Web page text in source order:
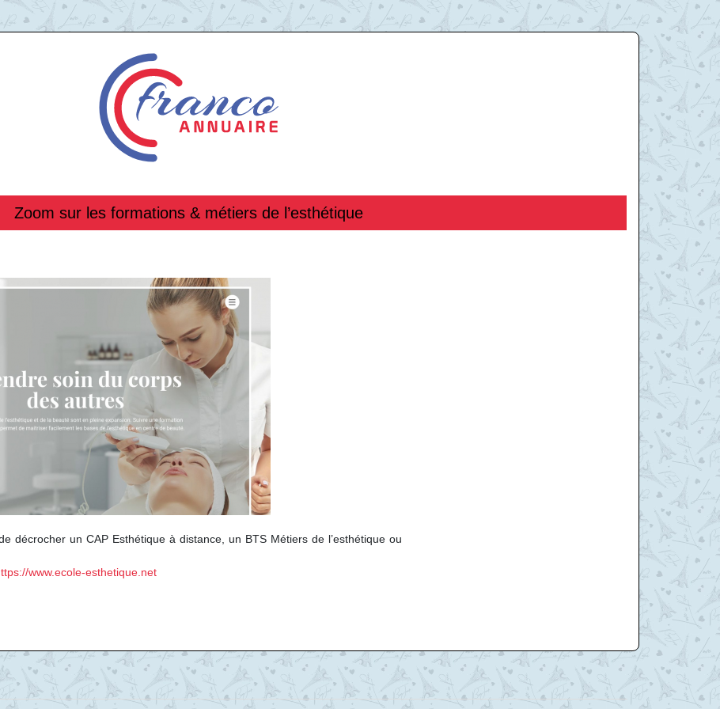
Zoom sur les formations & métiers de l’esthétique
décrocher un CAP Esthétique à distance, un BTS Métiers de l’esthétique ou
www.ecole-esthetique.net